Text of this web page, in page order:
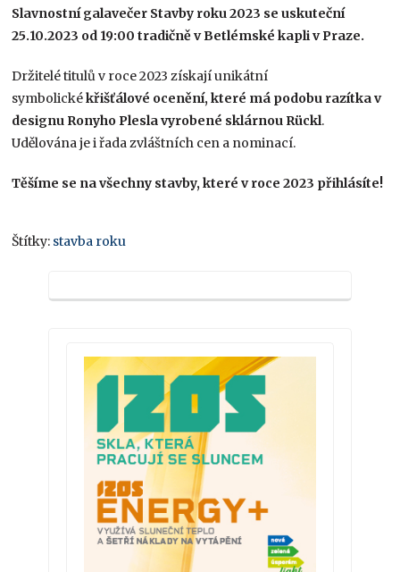
Slavnostní galavečer Stavby roku 2023 se uskuteční
25.10.2023 od 19:00 tradičně v Betlémské kapli v Praze.
Držitelé titulů v roce 2023 získají unikátní
symbolickékřišťálové ocenění, které má podobu razítka v
designu Ronyho Plesla vyrobené sklárnou Rückl.
Udělována je i řada zvláštních cen a nominací.
Těšíme se na všechny stavby, které v roce 2023 přihlásíte!
Štítky: stavba roku